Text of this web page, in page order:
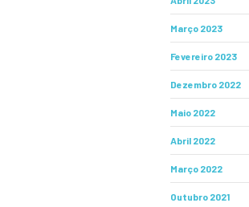
Março 2023
Fevereiro 2023
Dezembro 2022
Maio 2022
Abril 2022
Março 2022
Outubro 2021